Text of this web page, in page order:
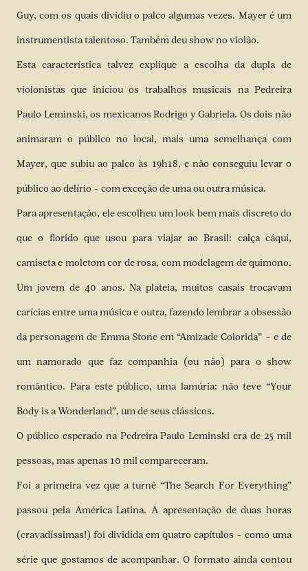
Guy, com os quais dividiu o palco algumas vezes. Mayer é um
instrumentista talentoso. Também deu show no violão.
Esta característica talvez explique a escolha da dupla de
violonistas que iniciou os trabalhos musicais na Pedreira
Paulo Leminski, os mexicanos Rodrigo y Gabriela. Os dois não
animaram o público no local, mais uma semelhança com
Mayer, que subiu ao palco às 19h18, e não conseguiu levar o
público ao delírio – com exceção de uma ou outra música.
Para apresentação, ele escolheu um look bem mais discreto do
que o florido que usou para viajar ao Brasil: calça cáqui,
camiseta e moletom cor de rosa, com modelagem de quimono.
Um jovem de 40 anos. Na plateia, muitos casais trocavam
carícias entre uma música e outra, fazendo lembrar a obsessão
da personagem de Emma Stone em “Amizade Colorida” – e de
um namorado que faz companhia (ou não) para o show
romântico. Para este público, uma lamúria: não teve “Your
Body is a Wonderland”, um de seus clássicos.
O público esperado na Pedreira Paulo Leminski era de 25 mil
pessoas, mas apenas 10 mil compareceram.
Foi a primeira vez que a turnê “The Search For Everything”
passou pela América Latina. A apresentação de duas horas
(cravadíssimas!) foi dividida em quatro capítulos – como uma
série que gostamos de acompanhar. O formato ainda contou